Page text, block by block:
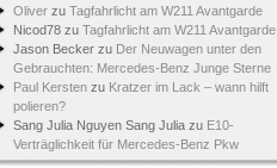
Oliver zu Tagfahrlicht am W211 Avantgarde
Nicod78 zu Tagfahrlicht am W211 Avantgarde
Jason Becker zu Der Neuwagen unter den
Gebrauchten: Mercedes-Benz Junge Sterne
Paul Kersten zu Kratzer im Lack – wann hilft
polieren?
Sang Julia Nguyen Sang Julia zu E10-
Verträglichkeit für Mercedes-Benz Pkw